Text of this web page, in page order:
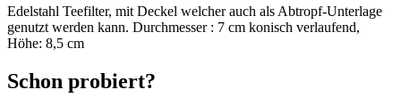
Edelstahl Teefilter, mit Deckel welcher auch als Abtropf-Unterlage
genutzt werden kann. Durchmesser : 7 cm konisch verlaufend,
Höhe: 8,5 cm
Schon probiert?